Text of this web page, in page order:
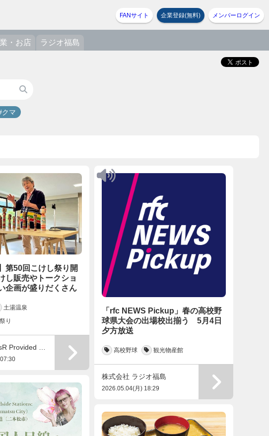
FANサイト 企業登録(無料) メンバーログイン
・お店 ラジオ福島
クマ
第50回こけし祭り開
し販売やトークショ
企画が盛りだくさん
土湯温泉
り
「rfc NEWS Pickup」春の高校野
球県大会の出場校出揃う 5月4日
夕方放送
高校野球 観光物産館
株式会社 ラジオ福島
2026.05.04(月) 18:29